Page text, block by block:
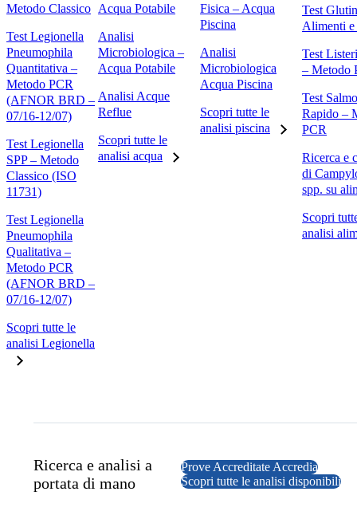
Metodo Classico
Test Legionella
Pneumophila
Quantitativa –
Metodo PCR
(AFNOR BRD –
07/16-12/07)
Test Legionella
SPP – Metodo
Classico (ISO
11731)
Test Legionella
Pneumophila
Qualitativa –
Metodo PCR
(AFNOR BRD –
07/16-12/07)
Scopri tutte le
analisi Legionella
Acqua Potabile
Analisi
Microbiologica –
Acqua Potabile
Analisi Acque
Reflue
Scopri tutte le
analisi acqua
Fisica – Acqua
Piscina
Analisi
Microbiologica
Acqua Piscina
Scopri tutte le
analisi piscina
Test
Alimenti
Test
– Metodo
Test
Rapido –
PCR
Ricerca e
di
spp. su
Scopri
analisi
Ricerca e analisi a
portata di mano
Prove Accreditate Accredia
Scopri tutte le analisi disponibili